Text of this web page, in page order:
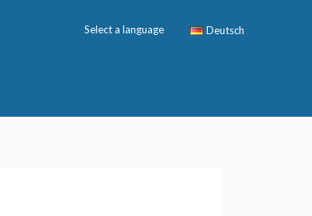
Select a language Deutsch